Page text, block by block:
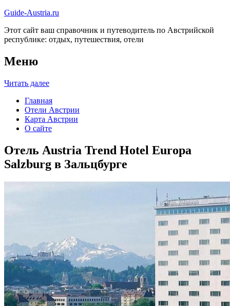
Guide-Austria.ru
Этот сайт ваш справочник и путеводитель по Австрийской
республике: отдых, путешествия, отели
Меню
Читать далее
Главная
Отели Австрии
Карта Австрии
О сайте
Отель Austria Trend Hotel Europa
Salzburg в Зальцбурге